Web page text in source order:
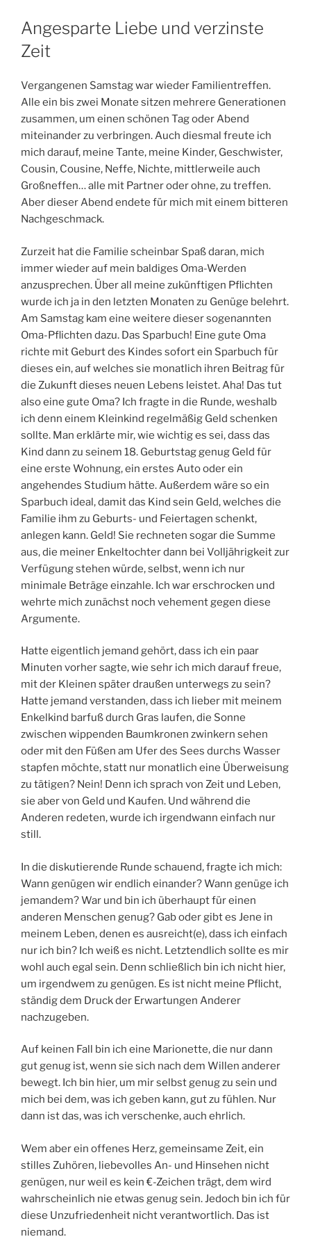
Angesparte Liebe und verzinste
Zeit
Vergangenen Samstag war wieder Familientreffen.
Alle ein bis zwei Monate sitzen mehrere Generationen
zusammen, um einen schönen Tag oder Abend
miteinander zu verbringen. Auch diesmal freute ich
mich darauf, meine Tante, meine Kinder, Geschwister,
Cousin, Cousine, Neffe, Nichte, mittlerweile auch
Großneffen… alle mit Partner oder ohne, zu treffen.
Aber dieser Abend endete für mich mit einem bitteren
Nachgeschmack.
Zurzeit hat die Familie scheinbar Spaß daran, mich
immer wieder auf mein baldiges Oma-Werden
anzusprechen. Über all meine zukünftigen Pflichten
wurde ich ja in den letzten Monaten zu Genüge belehrt.
Am Samstag kam eine weitere dieser sogenannten
Oma-Pflichten dazu. Das Sparbuch! Eine gute Oma
richte mit Geburt des Kindes sofort ein Sparbuch für
dieses ein, auf welches sie monatlich ihren Beitrag für
die Zukunft dieses neuen Lebens leistet. Aha! Das tut
also eine gute Oma? Ich fragte in die Runde, weshalb
ich denn einem Kleinkind regelmäßig Geld schenken
sollte. Man erklärte mir, wie wichtig es sei, dass das
Kind dann zu seinem 18. Geburtstag genug Geld für
eine erste Wohnung, ein erstes Auto oder ein
angehendes Studium hätte. Außerdem wäre so ein
Sparbuch ideal, damit das Kind sein Geld, welches die
Familie ihm zu Geburts- und Feiertagen schenkt,
anlegen kann. Geld! Sie rechneten sogar die Summe
aus, die meiner Enkeltochter dann bei Volljährigkeit zur
Verfügung stehen würde, selbst, wenn ich nur
minimale Beträge einzahle. Ich war erschrocken und
wehrte mich zunächst noch vehement gegen diese
Argumente.
Hatte eigentlich jemand gehört, dass ich ein paar
Minuten vorher sagte, wie sehr ich mich darauf freue,
mit der Kleinen später draußen unterwegs zu sein?
Hatte jemand verstanden, dass ich lieber mit meinem
Enkelkind barfuß durch Gras laufen, die Sonne
zwischen wippenden Baumkronen zwinkern sehen
oder mit den Füßen am Ufer des Sees durchs Wasser
stapfen möchte, statt nur monatlich eine Überweisung
zu tätigen? Nein! Denn ich sprach von Zeit und Leben,
sie aber von Geld und Kaufen. Und während die
Anderen redeten, wurde ich irgendwann einfach nur
still.
In die diskutierende Runde schauend, fragte ich mich:
Wann genügen wir endlich einander? Wann genüge ich
jemandem? War und bin ich überhaupt für einen
anderen Menschen genug? Gab oder gibt es Jene in
meinem Leben, denen es ausreicht(e), dass ich einfach
nur ich bin? Ich weiß es nicht. Letztendlich sollte es mir
wohl auch egal sein. Denn schließlich bin ich nicht hier,
um irgendwem zu genügen. Es ist nicht meine Pflicht,
ständig dem Druck der Erwartungen Anderer
nachzugeben.
Auf keinen Fall bin ich eine Marionette, die nur dann
gut genug ist, wenn sie sich nach dem Willen anderer
bewegt. Ich bin hier, um mir selbst genug zu sein und
mich bei dem, was ich geben kann, gut zu fühlen. Nur
dann ist das, was ich verschenke, auch ehrlich.
Wem aber ein offenes Herz, gemeinsame Zeit, ein
stilles Zuhören, liebevolles An- und Hinsehen nicht
genügen, nur weil es kein €-Zeichen trägt, dem wird
wahrscheinlich nie etwas genug sein. Jedoch bin ich für
diese Unzufriedenheit nicht verantwortlich. Das ist
niemand.